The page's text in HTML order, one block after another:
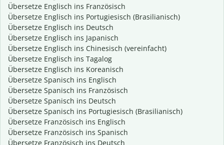
Übersetze Englisch ins Französisch
Übersetze Englisch ins Portugiesisch (Brasilianisch)
Übersetze Englisch ins Deutsch
Übersetze Englisch ins Japanisch
Übersetze Englisch ins Chinesisch (vereinfacht)
Übersetze Englisch ins Tagalog
Übersetze Englisch ins Koreanisch
Übersetze Spanisch ins Englisch
Übersetze Spanisch ins Französisch
Übersetze Spanisch ins Deutsch
Übersetze Spanisch ins Portugiesisch (Brasilianisch)
Übersetze Französisch ins Englisch
Übersetze Französisch ins Spanisch
Übersetze Französisch ins Deutsch